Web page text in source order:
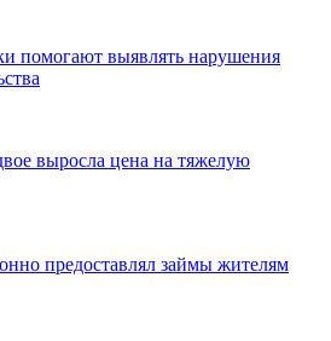
помогают выявлять нарушения
выросла цена на тяжелую
предоставлял займы жителям